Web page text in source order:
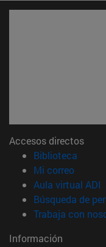
Accesos directos
Biblioteca
Mi correo(abre
Aula virtual ADI
Búsqueda de
Trabaja con
Información